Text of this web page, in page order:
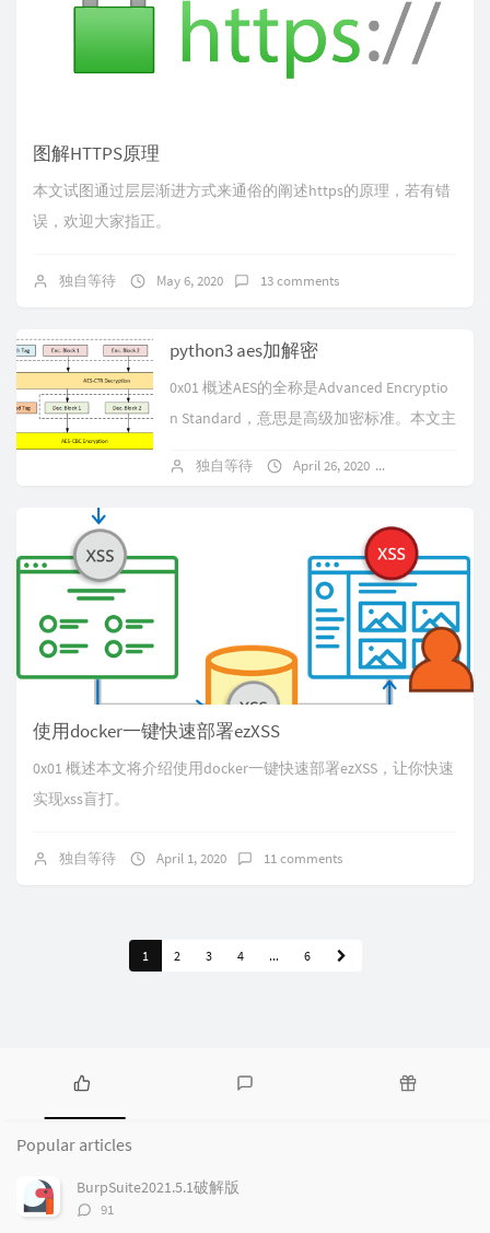
图解HTTPS原理
本文试图通过层层渐进方式来通俗的阐述https的原理，若有错
误，欢迎大家指正。
独自等待 May 6, 2020 13 comments
python3 aes加解密
0x01 概述AES的全称是Advanced Encryptio
n Standard，意思是高级加密标准。本文主
独自等待 April 26, 2020
使用docker一键快速部署ezXSS
0x01 概述本文将介绍使用docker一键快速部署ezXSS，让你快速
实现xss盲打。
独自等待 April 1, 2020 11 comments
1 2 3 4 ... 6
P
p
u
l
a
Popular articles
BurpSuite2021.5.1破解版
评
91